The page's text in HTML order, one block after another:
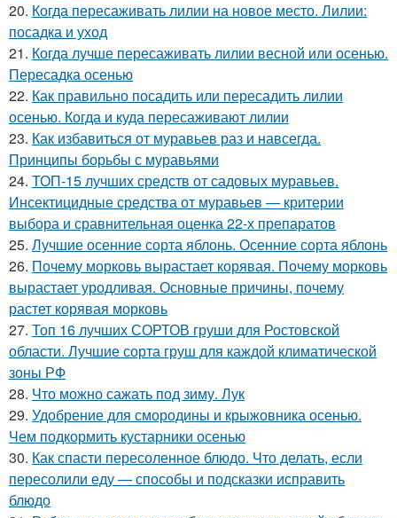
20. Когда пересаживать лилии на новое место. Лилии:
посадка и уход
21. Когда лучше пересаживать лилии весной или осенью.
Пересадка осенью
22. Как правильно посадить или пересадить лилии
осенью. Когда и куда пересаживают лилии
23. Как избавиться от муравьев раз и навсегда.
Принципы борьбы с муравьями
24. ТОП-15 лучших средств от садовых муравьев.
Инсектицидные средства от муравьев — критерии
выбора и сравнительная оценка 22-х препаратов
25. Лучшие осенние сорта яблонь. Осенние сорта яблонь
26. Почему морковь вырастает корявая. Почему морковь
вырастает уродливая. Основные причины, почему
растет корявая морковь
27. Топ 16 лучших СОРТОВ груши для Ростовской
области. Лучшие сорта груш для каждой климатической
зоны РФ
28. Что можно сажать под зиму. Лук
29. Удобрение для смородины и крыжовника осенью.
Чем подкормить кустарники осенью
30. Как спасти пересоленное блюдо. Что делать, если
пересолили еду — способы и подсказки исправить
блюдо